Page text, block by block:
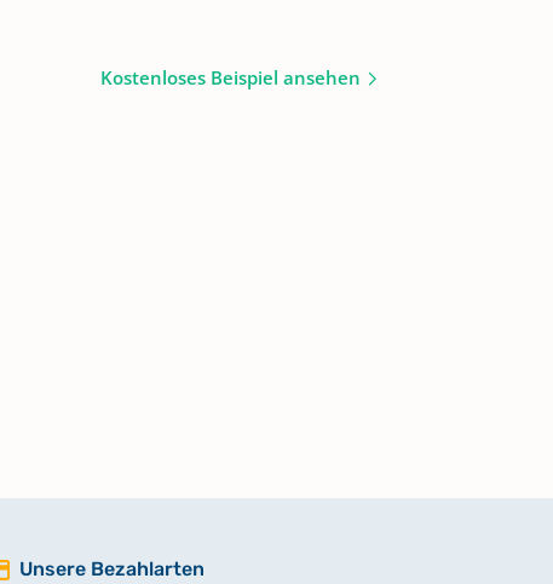
Kostenloses Beispiel ansehen
Unsere Bezahlarten